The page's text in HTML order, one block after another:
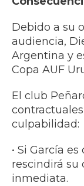
​Debido a su
audiencia,
Argentina y
Copa AUF
El club
culpabilidad:
• ​Si García
rescindirá su
inmediata.